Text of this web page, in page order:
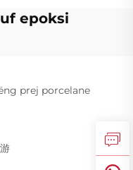
epoksi
prej porcelane